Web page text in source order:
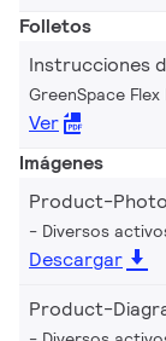
Folletos
Instrucciones
GreenSpace Flex
Ver
Imágenes
Product-
Diversos
Descargar
Product-